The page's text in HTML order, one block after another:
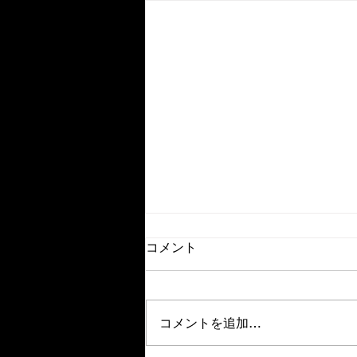
成長したいなら「安全地帯」
外にでよう】 家族や気の知れた
友人、慣れ親しんだ職場やよく行
くお店、知っている風景や音楽、
コメント
コメントを追加…